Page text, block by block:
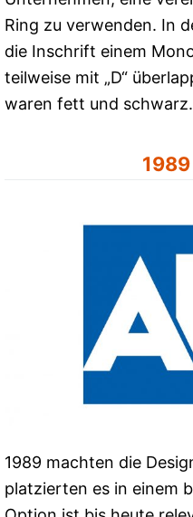
Ring zu verwenden. In
die Inschrift einem
teilweise mit „D“
waren fett und schwarz.
1989 machten die
platzierten es in einem